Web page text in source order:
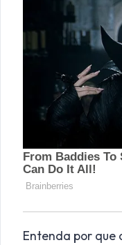
Entenda por que